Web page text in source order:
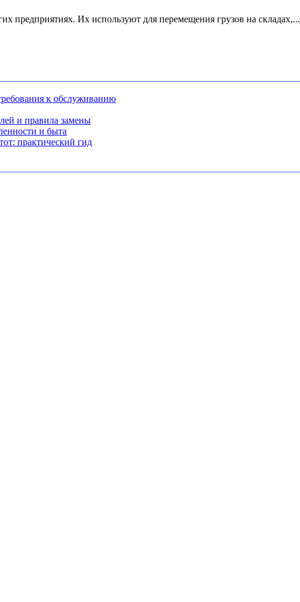
предприятиях. Их используют для перемещения грузов на складах,...
к обслуживанию
и правила замены
и быта
практический гид